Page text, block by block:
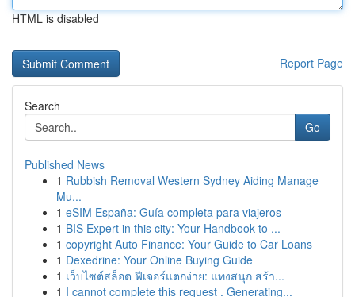
HTML is disabled
Report Page
Search
Go
Published News
1 Rubbish Removal Western Sydney Aiding Manage
Mu...
1 eSIM España: Guía completa para viajeros
1 BIS Expert in this city: Your Handbook to ...
1 copyright Auto Finance: Your Guide to Car Loans
1 Dexedrine: Your Online Buying Guide
1 เว็บไซต์สล็อต ฟีเจอร์แตกง่าย: แทงสนุก สร้า...
1 I cannot complete this request . Generating...